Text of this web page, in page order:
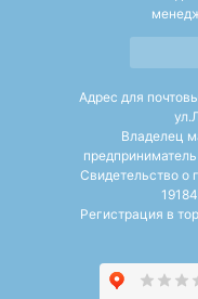
Адрес для
Владелец
Свидетельство о
Регистрация в